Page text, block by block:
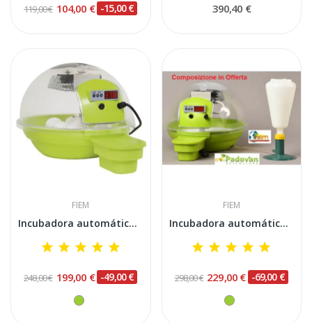
119,00 € 104,00 € -15,00 € 390,40 €
FIEM
Incubadora automática digital FIEM SMART 24...
248,00 € 199,00 € -49,00 €
FIEM
Incubadora automática digital inteligente FIEM...
298,00 € 229,00 € -69,00 €